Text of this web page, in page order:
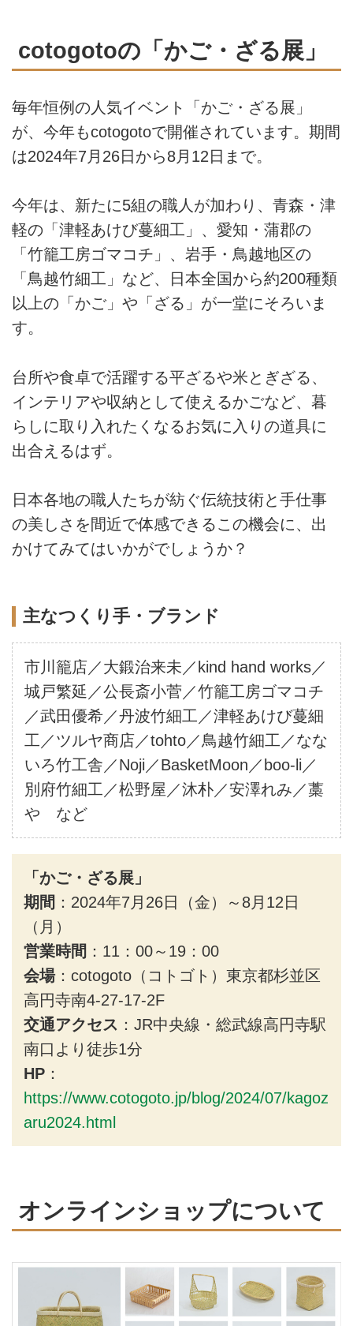
cotogotoの「かご・ざる展」
毎年恒例の人気イベント「かご・ざる展」
が、今年もcotogotoで開催されています。期間
は2024年7月26日から8月12日まで。
今年は、新たに5組の職人が加わり、青森・津
軽の「津軽あけび蔓細工」、愛知・蒲郡の
「竹籠工房ゴマコチ」、岩手・鳥越地区の
「鳥越竹細工」など、日本全国から約200種類
以上の「かご」や「ざる」が一堂にそろいま
す。
台所や食卓で活躍する平ざるや米とぎざる、
インテリアや収納として使えるかごなど、暮
らしに取り入れたくなるお気に入りの道具に
出合えるはず。
日本各地の職人たちが紡ぐ伝統技術と手仕事
の美しさを間近で体感できるこの機会に、出
かけてみてはいかがでしょうか？
主なつくり手・ブランド
市川籠店／大鍛治来未／kind hand works／
城戸繁延／公長斎小菅／竹籠工房ゴマコチ
／武田優希／丹波竹細工／津軽あけび蔓細
工／ツルヤ商店／tohto／鳥越竹細工／なな
いろ竹工舎／Noji／BasketMoon／boo-li／
別府竹細工／松野屋／沐朴／安澤れみ／藁
や など
「かご・ざる展」
期間 ：2024年7月26日（金）～8月12日
（月）
営業時間 ：11：00～19：00
会場：cotogoto（コトゴト）東京都杉並区
高円寺南4-27-17-2F
交通アクセス ：JR中央線・総武線高円寺駅
南口より徒歩1分
HP：
https://www.cotogoto.jp/blog/2024/07/kagoz
aru2024.html
オンラインショップについて